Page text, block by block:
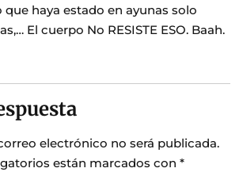
haya estado en ayunas solo
El cuerpo No RESISTE ESO. Baah.
electrónico no será publicada.
están marcados con *